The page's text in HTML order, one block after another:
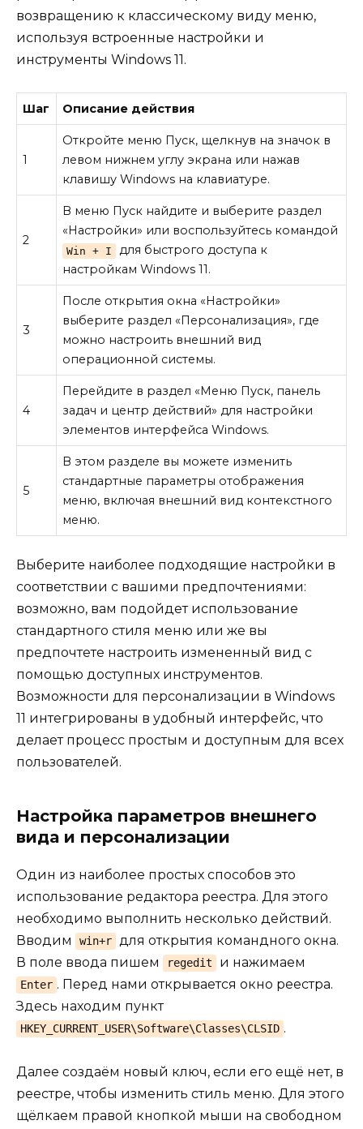
возвращению к классическому виду меню,
используя встроенные настройки и
инструменты Windows 11.
Шаг Описание действия
1
Откройте меню Пуск, щелкнув на значок в
левом нижнем углу экрана или нажав
клавишу Windows на клавиатуре.
2
В меню Пуск найдите и выберите раздел
«Настройки» или воспользуйтесь командой
Win + I
для быстрого доступа к
настройкам Windows 11.
3
После открытия окна «Настройки»
выберите раздел «Персонализация», где
можно настроить внешний вид
операционной системы.
4
Перейдите в раздел «Меню Пуск, панель
задач и центр действий» для настройки
элементов интерфейса Windows.
5
В этом разделе вы можете изменить
стандартные параметры отображения
меню, включая внешний вид контекстного
меню.
Выберите наиболее подходящие настройки в
соответствии с вашими предпочтениями:
возможно, вам подойдет использование
стандартного стиля меню или же вы
предпочтете настроить измененный вид с
помощью доступных инструментов.
Возможности для персонализации в Windows
11 интегрированы в удобный интерфейс, что
делает процесс простым и доступным для всех
пользователей.
Настройка параметров внешнего
вида и персонализации
Один из наиболее простых способов это
использование редактора реестра. Для этого
необходимо выполнить несколько действий.
Вводим
win+r для открытия командного окна.
В поле ввода пишем
regedit и нажимаем
Enter . Перед нами открывается окно реестра.
Здесь находим пункт
HKEY_CURRENT_USER\Software\Classes\CLSID .
Далее создаём новый ключ, если его ещё нет, в
реестре, чтобы изменить стиль меню. Для этого
щёлкаем правой кнопкой мыши на свободном